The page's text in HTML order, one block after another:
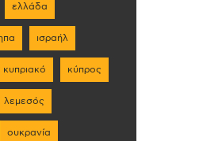
ελλάδα
ισραήλ
κυπριακό κύπρος
λεμεσός
ουκρανία